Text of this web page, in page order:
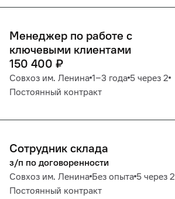
Менеджер по работе с
ключевыми клиентами
150 400 ₽
Совхоз им. Ленина 1‒3 года 5 через 2
Постоянный контракт
Сотрудник склада
з/п по договоренности
Совхоз им. Ленина Без опыта 5 через 2
Постоянный контракт